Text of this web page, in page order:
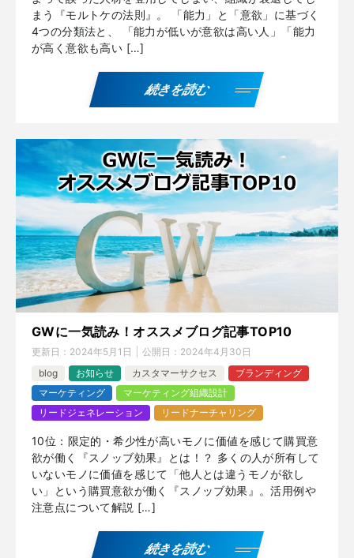
まう『モルトケの法則』。 「能力」と「意欲」に基づく
4つの分類法と、 「能力が低いが意欲は高い人」「能力
が高く意欲も高い […]
続きを読む
GWに一気読み！オススメブログ記事TOP10
更新日： 2024年5月1日 公開日： 2024年4月30日
blog
お知らせ カスタマーサクセス
ブランディング
マーケティング
マーケティング組織設計
リードジェネレーション
リードナーチャリング
10位：限定的・希少性が高いモノに価値を感じて購買意
欲が働く『スノッブ効果』とは！？ 多くの人が所有して
いないモノに価値を感じて「他人とは違うモノが欲し
い」という購買意欲が働く『スノッブ効果』。活用例や
注意点について解説 […]
続きを読む